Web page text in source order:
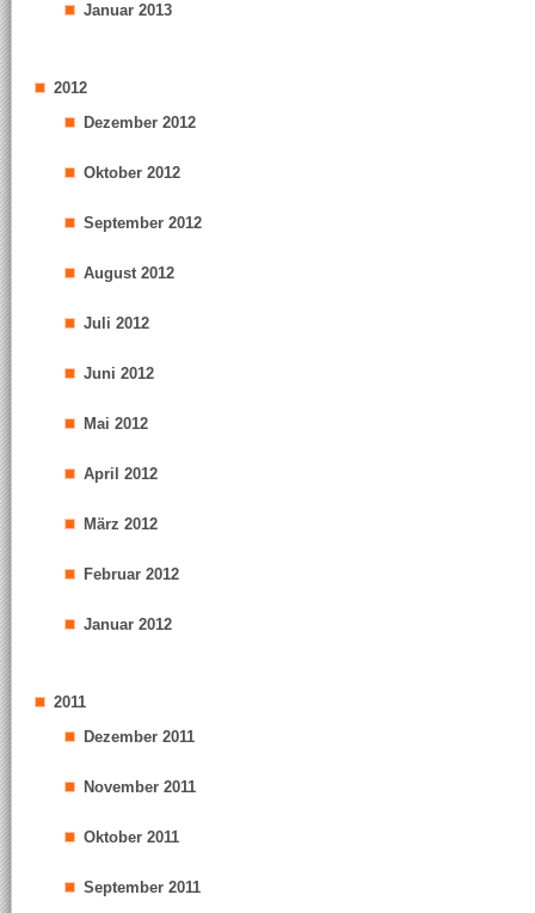
Januar 2013
2012
Dezember 2012
Oktober 2012
September 2012
August 2012
Juli 2012
Juni 2012
Mai 2012
April 2012
März 2012
Februar 2012
Januar 2012
2011
Dezember 2011
November 2011
Oktober 2011
September 2011